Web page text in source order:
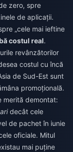
zero, spre
de aplicații.
„cele mai ieftine
costul real.
revânzătorilor
costul cu încă
de Sud-Est sunt
promoțională.
merită demontat:
decât cele
de pachet în iunie
oficiale. Mitul
mai puține